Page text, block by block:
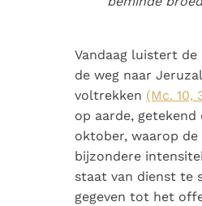
Gebruiksvoorwaarden
Vandaag luistert
de weg naar
voltrekken (Mc. 10,
op aarde,
oktober, waarop
bijzondere
staat van dienst te
gegeven tot het